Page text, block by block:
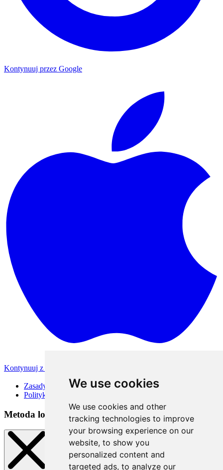
We use cookies
We use cookies and other
tracking technologies to improve
your browsing experience on our
website, to show you
personalized content and
targeted ads, to analyze our
Kontynuuj przez Google
Kontynuuj z Apple
Zasady korzystania
Polityka Prywatności
Metoda logowania